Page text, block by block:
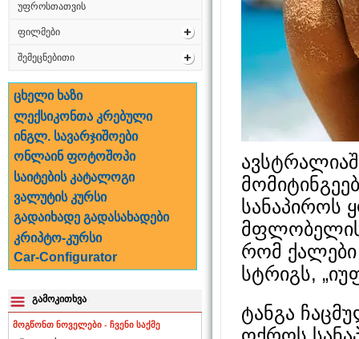
უფროსთათვის
ფილმები
შემეცნებითი
ცხელი ხაზი
ლექსიკონთა კრებული
ინგლ. სავარჯიშოები
ონლაინ ფოტოშოპი
საიტების კატალოგი
ვალუტის კურსი
გადაიხადე გადასახადები
კრიპტო-კურსი
Car-Configurator
გამოკითხვა
მოგწონთ ნოველები - ჩვენი საქმე
სანაპიროს
მფლობელის
რომ
სტრიგს,
ტანგა